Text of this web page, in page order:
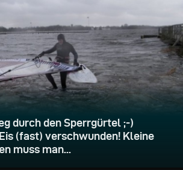
durch den Sperrgürtel ;-)
(fast) verschwunden! Kleine
muss man...